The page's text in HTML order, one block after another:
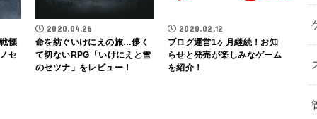
慄
セ
2020.04.26
命を紡ぐいけにえの旅…儚く
て切ないRPG「いけにえと雪
のセツナ」をレビュー！
2020.02.12
ブログ運営1ヶ月継続！お知
らせと発売が楽しみなゲーム
を紹介！